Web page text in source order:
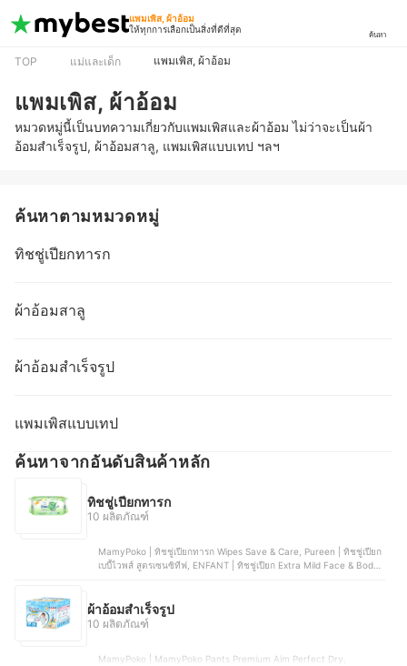
แพมเพิส, ผ้าอ้อม
ให้ทุกการเลือกเป็นสิ่งที่ดีที่สุด
ค้นหา
TOP แม่และเด็ก แพมเพิส, ผ้าอ้อม
แพมเพิส, ผ้าอ้อม
หมวดหมู่นี้เป็นบทความเกี่ยวกับแพมเพิสและผ้าอ้อม ไม่ว่าจะเป็นผ้า
อ้อมสำเร็จรูป, ผ้าอ้อมสาลู, แพมเพิสแบบเทป ฯลฯ
ค้นหาตามหมวดหมู่
ทิชชู่เปียกทารก
ผ้าอ้อมสาลู
ผ้าอ้อมสำเร็จรูป
แพมเพิสแบบเทป
ค้นหาจากอันดับสินค้าหลัก
ทิชชู่เปียกทารก
10 ผลิตภัณฑ์
MamyPoko | ทิชชู่เปียกทารก Wipes Save & Care, Pureen | ทิชชู่เปียก
เบบี้ไวพส์ สูตรเซนซิทีฟ, ENFANT | ทิชชู่เปียก Extra Mild Face & Body
ผ้าอ้อมสำเร็จรูป
10 ผลิตภัณฑ์
MamyPoko | MamyPoko Pants Premium Aim Perfect Dry,